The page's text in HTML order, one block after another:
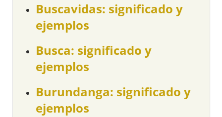
Buscavidas: significado y
ejemplos
Busca: significado y
ejemplos
Burundanga: significado y
ejemplos